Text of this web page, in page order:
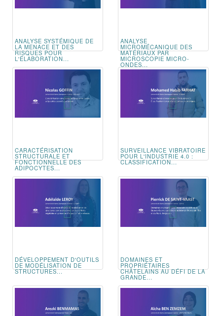
ANALYSE SYSTÉMIQUE DE
LA MENACE ET DES
RISQUES POUR
L'ÉLABORATION...
ANALYSE
MICROMÉCANIQUE DES
MATÉRIAUX PAR
MICROSCOPIE MICRO-
ONDES...
CARACTÉRISATION
STRUCTURALE ET
FONCTIONNELLE DES
ADIPOCYTES...
SURVEILLANCE VIBRATOIRE
POUR L'INDUSTRIE 4.0 :
CLASSIFICATION...
DÉVELOPPEMENT D'OUTILS
DE MODÉLISATION DE
STRUCTURES...
DOMAINES ET
PROPRIÉTAIRES
CHÂTELAINS AU DÉFI DE LA
GRANDE...